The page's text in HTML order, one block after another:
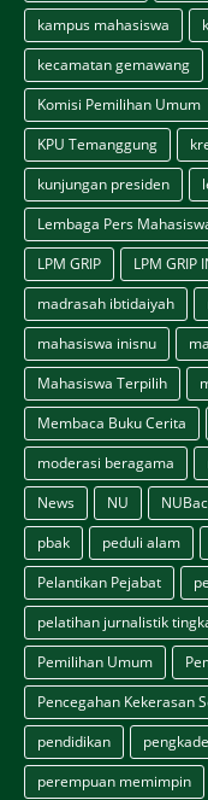
kampus mahasiswa
kecamatan gemawang
Komisi Pemilihan Umum
KPU Temanggung
kunjungan presiden
Lembaga Pers
LPM GRIP
LPM GRIP
madrasah ibtidaiyah
mahasiswa inisnu
Mahasiswa Terpilih
Membaca Buku Cerita
moderasi beragama
News
NU
pbak
peduli alam
Pelantikan Pejabat
pelatihan jurnalistik
Pemilihan Umum
Pencegahan Kekerasan
pendidikan
perempuan memimpin